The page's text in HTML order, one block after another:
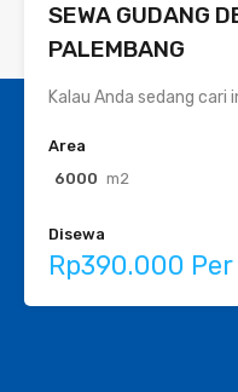
SEWA GUDANG
PALEMBANG
Kalau Anda sedang cari
Area
6000 m2
Disewa
Rp390.000